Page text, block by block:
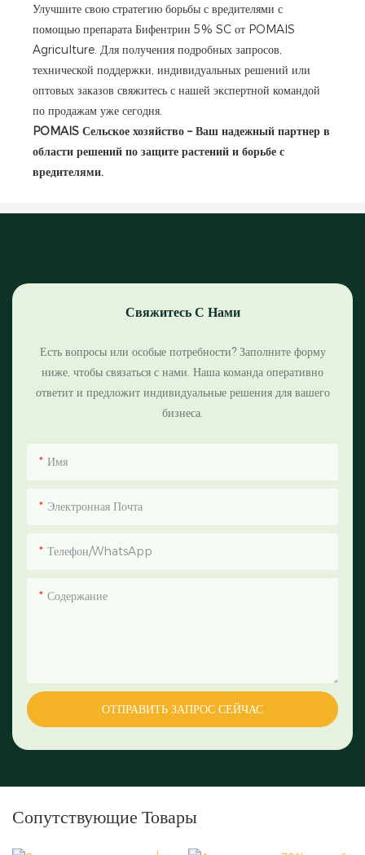
Улучшите свою стратегию борьбы с вредителями с
помощью препарата Бифентрин 5% SC от POMAIS
Agriculture. Для получения подробных запросов,
технической поддержки, индивидуальных решений или
оптовых заказов свяжитесь с нашей экспертной командой
по продажам уже сегодня.
POMAIS Сельское хозяйство – Ваш надежный партнер в
области решений по защите растений и борьбе с
вредителями.
Свяжитесь С Нами
Есть вопросы или особые потребности? Заполните форму
ниже, чтобы связаться с нами. Наша команда оперативно
ответит и предложит индивидуальные решения для вашего
бизнеса.
Имя
Электронная Почта
Телефон/WhatsApp
Содержание
ОТПРАВИТЬ ЗАПРОС СЕЙЧАС
Сопутствующие Товары